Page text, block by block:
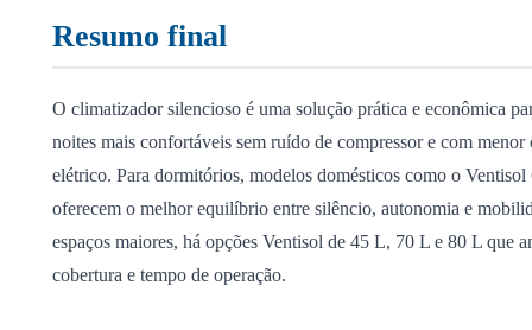
Resumo final
O climatizador silencioso é uma solução prática e econômica
noites mais confortáveis sem ruído de compressor e com menor
elétrico. Para dormitórios, modelos domésticos como o
oferecem o melhor equilíbrio entre silêncio, autonomia e
espaços maiores, há opções Ventisol de 45 L, 70 L e 80 L que
cobertura e tempo de operação.